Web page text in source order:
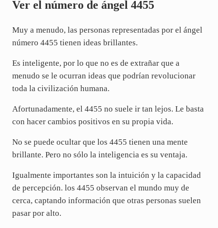
Ver el número de ángel 4455
Muy a menudo, las personas representadas por el ángel
número 4455 tienen ideas brillantes.
Es inteligente, por lo que no es de extrañar que a
menudo se le ocurran ideas que podrían revolucionar
toda la civilización humana.
Afortunadamente, el 4455 no suele ir tan lejos. Le basta
con hacer cambios positivos en su propia vida.
No se puede ocultar que los 4455 tienen una mente
brillante. Pero no sólo la inteligencia es su ventaja.
Igualmente importantes son la intuición y la capacidad
de percepción. los 4455 observan el mundo muy de
cerca, captando información que otras personas suelen
pasar por alto.